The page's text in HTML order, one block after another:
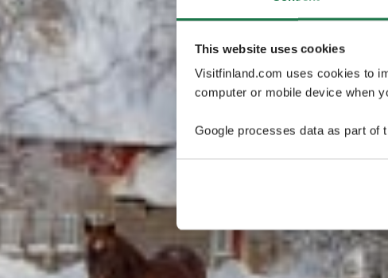
This website uses cookies
Visitfinland.com uses cookies to
computer or mobile device when
Google processes data as part of